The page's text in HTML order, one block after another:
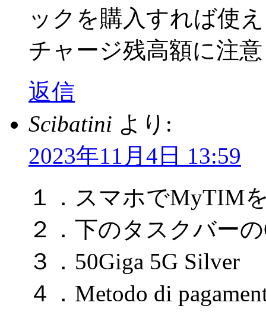
ックを購入すれば使
チャージ残高額に注
返信
Scibatini より:
2023年11月4日 13:59
１．スマホでMyTIM
２．下のタスクバー
３．50Giga 5G Silver
４．Metodo di